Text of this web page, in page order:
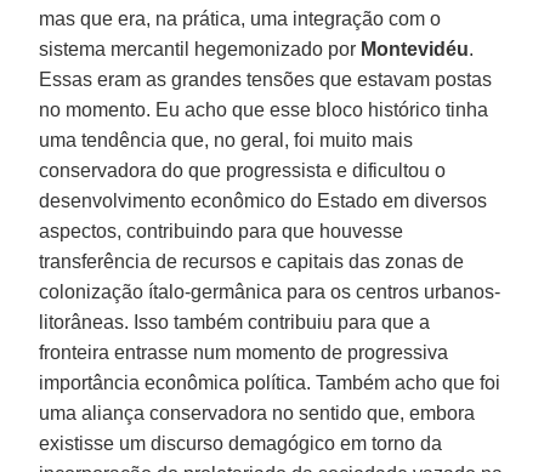
mas que era, na prática, uma integração com o
sistema mercantil hegemonizado por Montevidéu.
Essas eram as grandes tensões que estavam postas
no momento. Eu acho que esse bloco histórico tinha
uma tendência que, no geral, foi muito mais
conservadora do que progressista e dificultou o
desenvolvimento econômico do Estado em diversos
aspectos, contribuindo para que houvesse
transferência de recursos e capitais das zonas de
colonização ítalo-germânica para os centros urbanos-
litorâneas. Isso também contribuiu para que a
fronteira entrasse num momento de progressiva
importância econômica política. Também acho que foi
uma aliança conservadora no sentido que, embora
existisse um discurso demagógico em torno da